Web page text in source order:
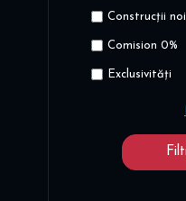
Construcții noi
Comision 0%
Exclusivități